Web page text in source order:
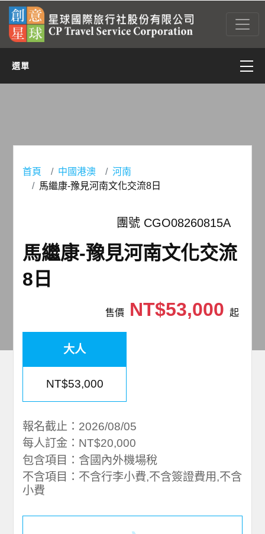
選單
首頁 中國港澳
河南
馬繼康-豫見河南文化交流8日
團號 CGO08260815A
馬繼康-豫見河南文化交流
8日
售價NT$53,000 起
大人
NT$53,000
報名截止：2026/08/05
每人訂金：NT$20,000
包含項目：含國內外機場稅
不含項目：不含行李小費,不含簽證費用,不含
小費